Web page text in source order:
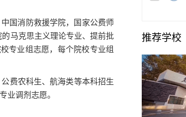
国消防救援学院，国家公费师
马克思主义理论专业、提前批
专业组志愿，每个院校专业组
费农科生、航海类等本科招生
业调剂志愿。
推荐学校